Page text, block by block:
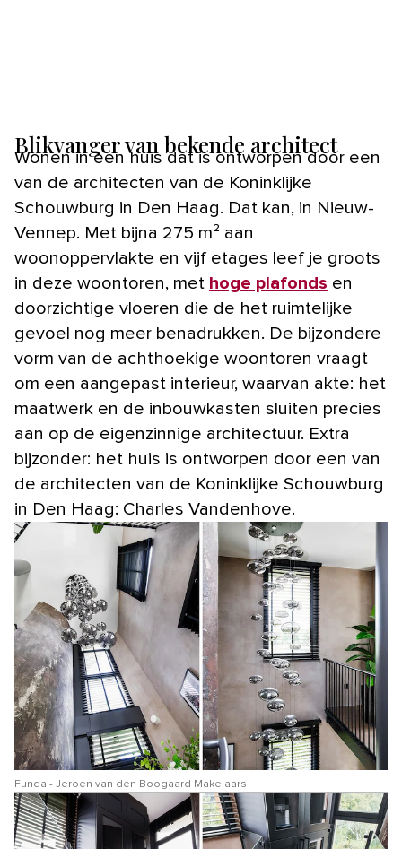
Blikvanger van bekende architect
Wonen in een huis dat is ontworpen door een
van de architecten van de Koninklijke
Schouwburg in Den Haag. Dat kan, in Nieuw-
Vennep. Met bijna 275 m² aan
woonoppervlakte en vijf etages leef je groots
in deze woontoren, met hoge plafonds en
doorzichtige vloeren die de het ruimtelijke
gevoel nog meer benadrukken. De bijzondere
vorm van de achthoekige woontoren vraagt
om een aangepast interieur, waarvan akte: het
maatwerk en de inbouwkasten sluiten precies
aan op de eigenzinnige architectuur. Extra
bijzonder: het huis is ontworpen door een van
de architecten van de Koninklijke Schouwburg
in Den Haag: Charles Vandenhove.
Funda - Jeroen van den Boogaard Makelaars